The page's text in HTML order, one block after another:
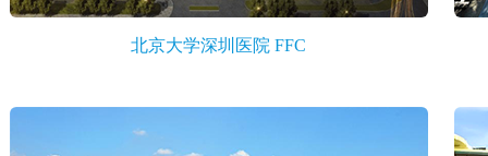
北京大学深圳医院 FFC